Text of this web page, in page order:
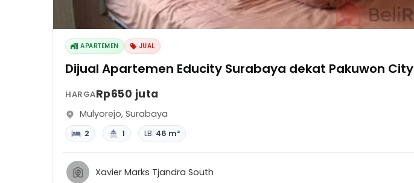
APARTEMEN JUAL
Dijual Apartemen Educity Surabaya dekat Pakuwon City
HARGARp650 juta
Mulyorejo, Surabaya
2 1 LB: 46 m²
Xavier Marks Tjandra South